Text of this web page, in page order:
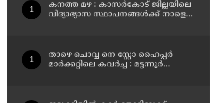
കനത്ത മഴ : കാസർകോട് ജില്ലയിലെ
വിദ്യാഭ്യാസ സ്ഥാപനങ്ങൾക്ക് നാളെ
താഴെ ചൊവ്വ നെ സ്റ്റോ ഹൈപ്പർ
മാർക്കറ്റിലെ കവർച്ച : മട്ടന്നൂർ